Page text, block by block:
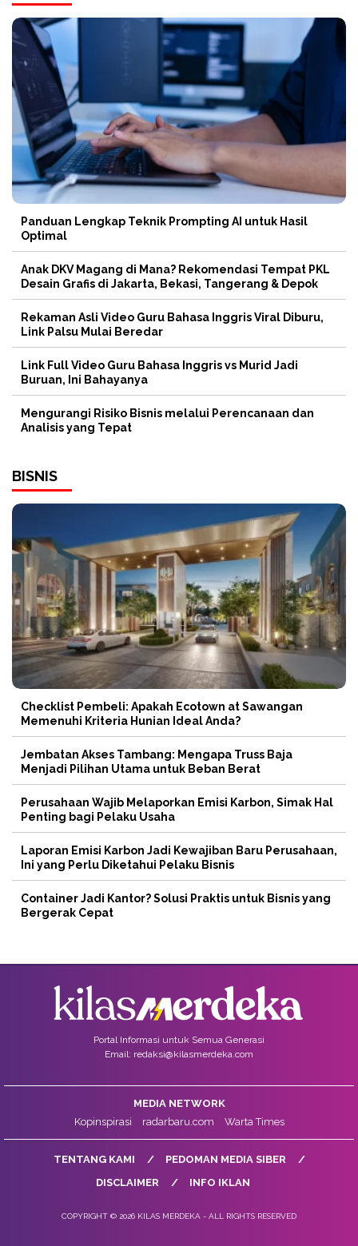
Panduan Lengkap Teknik Prompting AI untuk Hasil
Optimal
Anak DKV Magang di Mana? Rekomendasi Tempat PKL
Desain Grafis di Jakarta, Bekasi, Tangerang & Depok
Rekaman Asli Video Guru Bahasa Inggris Viral Diburu,
Link Palsu Mulai Beredar
Link Full Video Guru Bahasa Inggris vs Murid Jadi
Buruan, Ini Bahayanya
Mengurangi Risiko Bisnis melalui Perencanaan dan
Analisis yang Tepat
BISNIS
Checklist Pembeli: Apakah Ecotown at Sawangan
Memenuhi Kriteria Hunian Ideal Anda?
Jembatan Akses Tambang: Mengapa Truss Baja
Menjadi Pilihan Utama untuk Beban Berat
Perusahaan Wajib Melaporkan Emisi Karbon, Simak Hal
Penting bagi Pelaku Usaha
Laporan Emisi Karbon Jadi Kewajiban Baru Perusahaan,
Ini yang Perlu Diketahui Pelaku Bisnis
Container Jadi Kantor? Solusi Praktis untuk Bisnis yang
Bergerak Cepat
Portal Informasi untuk Semua Generasi
Email: redaksi@kilasmerdeka.com
MEDIA NETWORK
Kopinspirasi
radarbaru.com Warta Times
TENTANG KAMI
PEDOMAN MEDIA SIBER
DISCLAIMER
INFO IKLAN
COPYRIGHT © 2026 KILAS MERDEKA - ALL RIGHTS RESERVED